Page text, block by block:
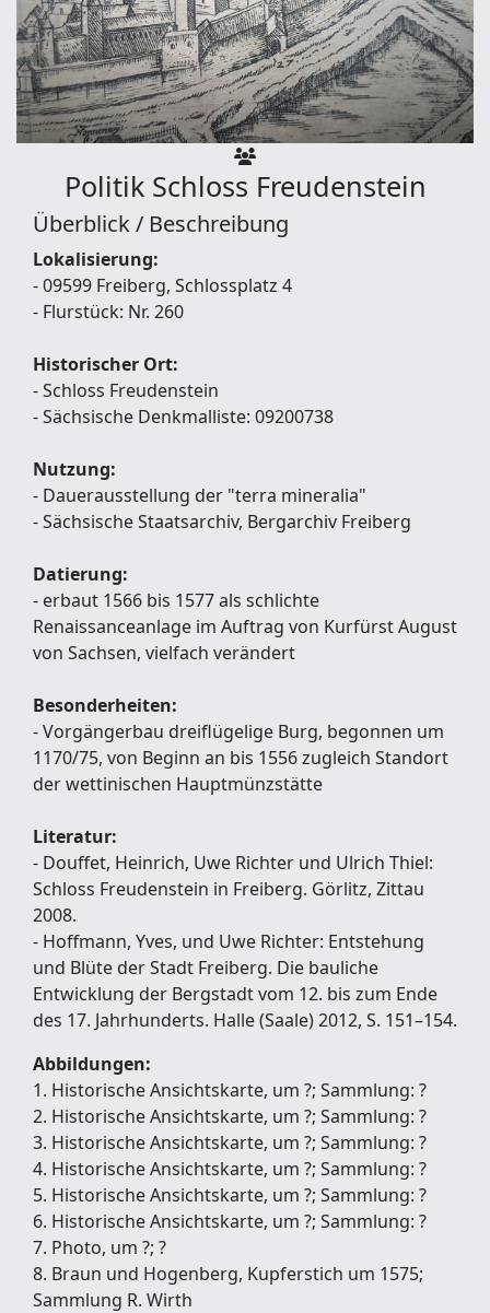
PolitikSchloss Freudenstein
Überblick / Beschreibung
Lokalisierung:
- 09599 Freiberg, Schlossplatz 4
- Flurstück: Nr. 260
Historischer Ort:
- Schloss Freudenstein
- Sächsische Denkmalliste: 09200738
Nutzung:
- Dauerausstellung der "terra mineralia"
- Sächsische Staatsarchiv, Bergarchiv Freiberg
Datierung:
- erbaut 1566 bis 1577 als schlichte
Renaissanceanlage im Auftrag von Kurfürst August
von Sachsen, vielfach verändert
Besonderheiten:
- Vorgängerbau dreiflügelige Burg, begonnen um
1170/75, von Beginn an bis 1556 zugleich Standort
der wettinischen Hauptmünzstätte
Literatur:
- Douffet, Heinrich, Uwe Richter und Ulrich Thiel:
Schloss Freudenstein in Freiberg. Görlitz, Zittau
2008.
- Hoffmann, Yves, und Uwe Richter: Entstehung
und Blüte der Stadt Freiberg. Die bauliche
Entwicklung der Bergstadt vom 12. bis zum Ende
des 17. Jahrhunderts. Halle (Saale) 2012, S. 151–154.
Abbildungen:
1. Historische Ansichtskarte, um ?; Sammlung: ?
2. Historische Ansichtskarte, um ?; Sammlung: ?
3. Historische Ansichtskarte, um ?; Sammlung: ?
4. Historische Ansichtskarte, um ?; Sammlung: ?
5. Historische Ansichtskarte, um ?; Sammlung: ?
6. Historische Ansichtskarte, um ?; Sammlung: ?
7. Photo, um ?; ?
8. Braun und Hogenberg, Kupferstich um 1575;
Sammlung R. Wirth